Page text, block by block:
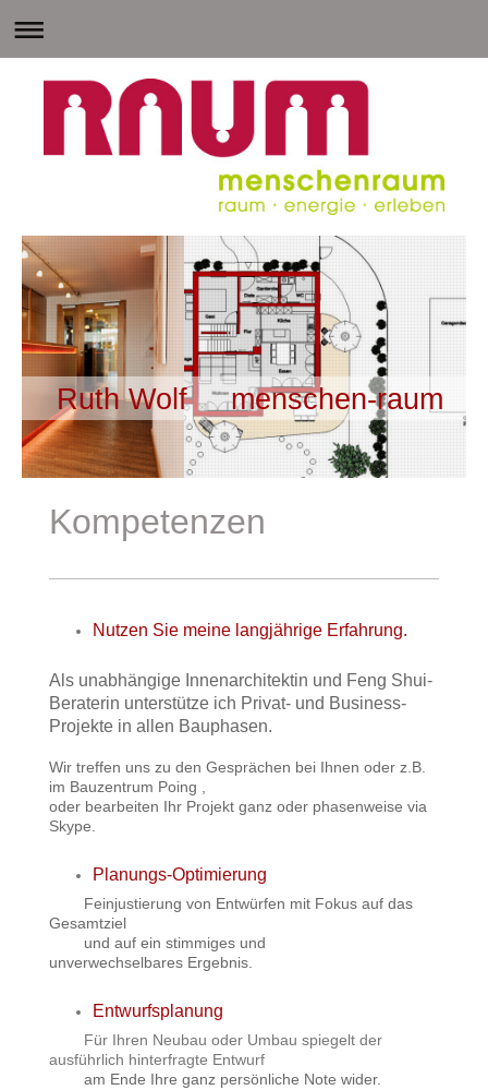
Ruth Wolf menschen-raum
Kompetenzen
Nutzen Sie meine langjährige Erfahrung.
Als unabhängige Innenarchitektin und Feng Shui-
Beraterin unterstütze ich Privat- und Business-
Projekte in allen Bauphasen.
Wir treffen uns zu den Gesprächen bei Ihnen oder z.B.
im Bauzentrum Poing ,
oder bearbeiten Ihr Projekt ganz oder phasenweise via
Skype.
Planungs-Optimierung
Feinjustierung von Entwürfen mit Fokus auf das
Gesamtziel
und auf ein stimmiges und
unverwechselbares Ergebnis.
Entwurfsplanung
Für Ihren Neubau oder Umbau spiegelt der
ausführlich hinterfragte Entwurf
am Ende Ihre ganz persönliche Note wider.